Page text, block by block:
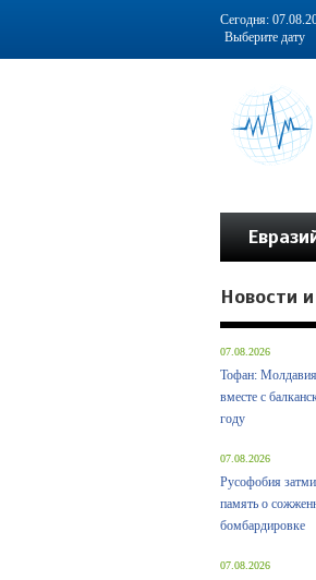
Информационно-аналитическое издание,
Сегодня:
Новости
07.08.2026
Тофан:
вместе с
году
07.08.2026
Русофобия
память о
бомбардировке
07.08.2026